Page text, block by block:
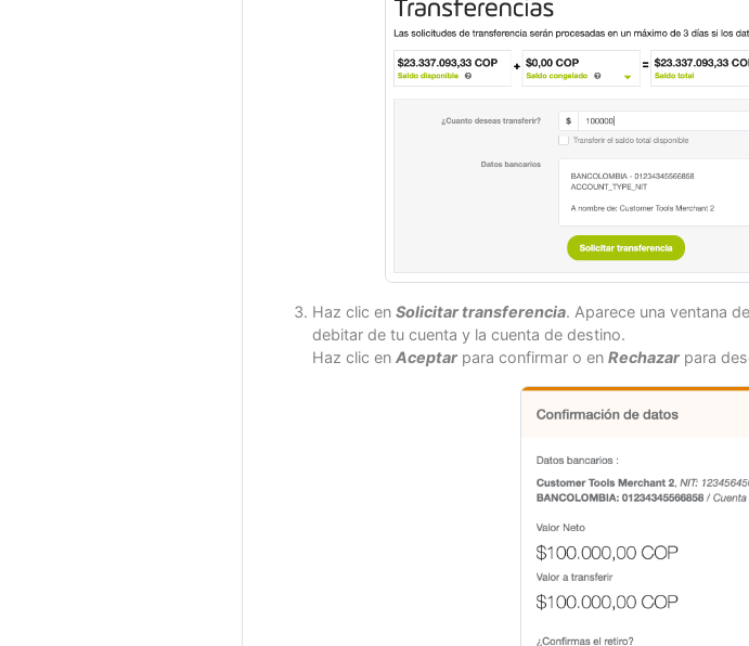
Haz clic en Solicitar transferencia. Aparece una ventana
debitar de tu cuenta y la cuenta de destino.
Haz clic en Aceptar para confirmar o en Rechazar para